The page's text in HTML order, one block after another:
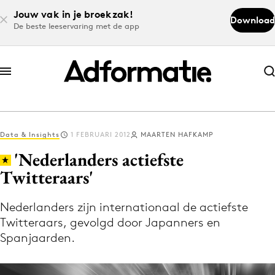
Jouw vak in je broekzak!
De beste leeservaring met de app
Download
Abonneer nu
Abonneer nu
Log in
Volg het laatste nieuws via de Adformatie
Nieuws app
Data & Insights 1 FEBRUARI 2012 MAARTEN HAFKAMP
'Nederlanders actiefste
Twitteraars'
Nederlanders zijn internationaal de actiefste
Twitteraars, gevolgd door Japanners en
Spanjaarden.